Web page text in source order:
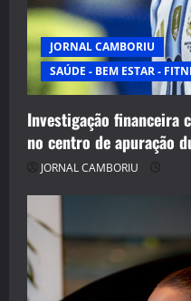
JORNAL CAMBORIU
SAÚDE - BEM ESTAR -
Investigação financeira
no centro de apuração
JORNAL CAMBORIU